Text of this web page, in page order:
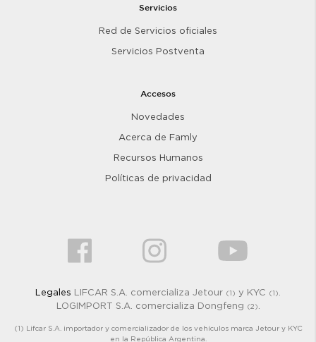
Servicios
Red de Servicios oficiales
Servicios Postventa
Accesos
Novedades
Acerca de Famly
Recursos Humanos
Políticas de privacidad
Legales LIFCAR S.A. comercializa Jetour (1) y KYC (1)
LOGIMPORT S.A. comercializa Dongfeng (2)
(1) Lifcar S.A. importador y comercializador de los vehículos marca Jetour y KYC
en la República Argentina.